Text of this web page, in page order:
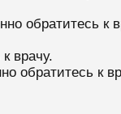
обратитесь к
врачу.
к